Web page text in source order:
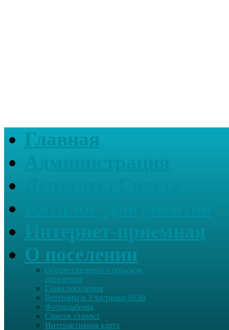
Главная
О поселении
Общие сведения о сельском
поселении
Глава поселения
Ветераны и Участники ВОВ
Фотоальбомы
Список старост
Интерактивная карта